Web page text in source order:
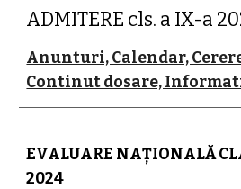
ADMITERE cls. a IX-a
Anunturi, Calendar,
Continut dosare,
EVALUARE NAȚIONALĂ
2024